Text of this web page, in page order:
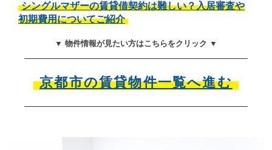
シングルマザーの賃貸借契約は難しい？入居審査や
初期費用についてご紹介
▼ 物件情報が見たい方はこちらをクリック ▼
京都市の賃貸物件一覧へ進む